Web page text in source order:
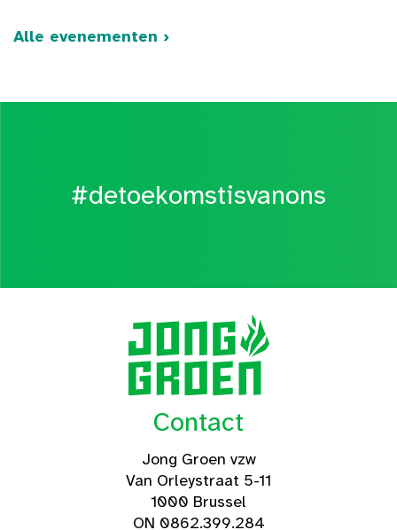
Alle evenementen ›
#detoekomstisvanons
Contact
Jong Groen vzw
Van Orleystraat 5-11
1000 Brussel
ON 0862.399.284